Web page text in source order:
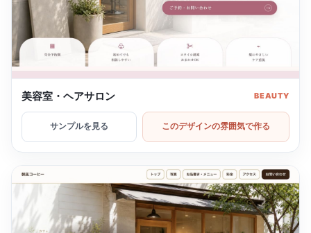
美容室・ヘアサロン BEAUTY
サンプルを見る このデザインの雰囲気で作る